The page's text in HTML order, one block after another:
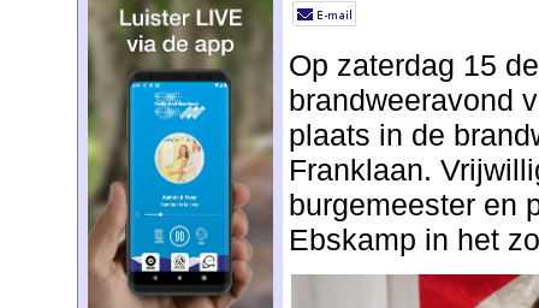
Op zaterdag 15
brandweeravond
plaats in de
Franklaan.
burgemeester en
Ebskamp in het